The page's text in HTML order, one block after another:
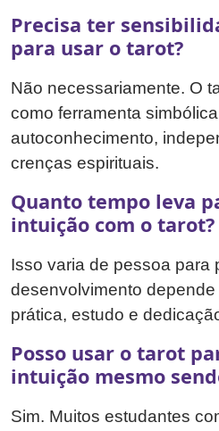
Precisa ter
para usar o tarot?
Não necessariamente. O
como ferramenta
autoconhecimento,
crenças espirituais.
Quanto tempo leva
intuição com o tarot?
Isso varia de pessoa para
desenvolvimento
prática, estudo e
Posso usar o tarot
intuição mesmo
Sim. Muitos estudantes